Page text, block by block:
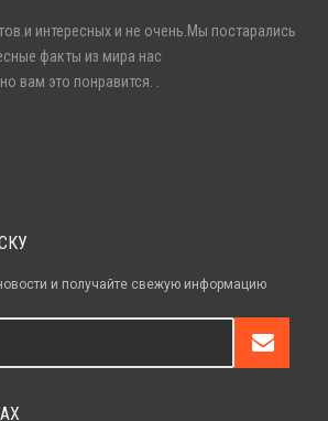
интересных и не очень.Мы постарались
факты из мира нас
вам это понравится. .
и получайте свежую информацию